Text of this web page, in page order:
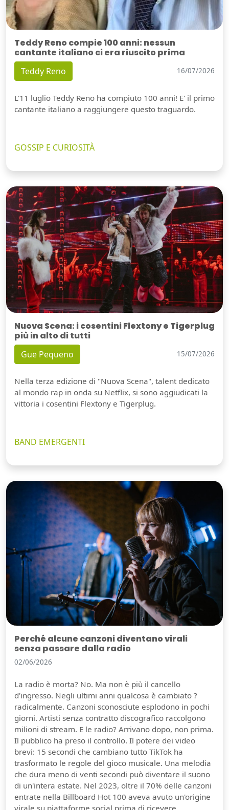
Teddy Reno compie 100 anni: nessun
cantante italiano ci era riuscito prima
Teddy Reno 16/07/2026
L'11 luglio Teddy Reno ha compiuto 100 anni! E' il primo
cantante italiano a raggiungere questo traguardo.
GOSSIP E CURIOSITÀ
Nuova Scena: i cosentini Flextony e Tigerplug
più in alto di tutti
Gue Pequeno 15/07/2026
Nella terza edizione di "Nuova Scena", talent dedicato
al mondo rap in onda su Netflix, si sono aggiudicati la
vittoria i cosentini Flextony e Tigerplug.
BAND EMERGENTI
Perché alcune canzoni diventano virali
senza passare dalla radio
02/06/2026
La radio è morta? No. Ma non è più il cancello
d'ingresso. Negli ultimi anni qualcosa è cambiato ?
radicalmente. Canzoni sconosciute esplodono in pochi
giorni. Artisti senza contratto discografico raccolgono
milioni di stream. E le radio? Arrivano dopo, non prima.
Il pubblico ha preso il controllo. Il potere dei video
brevi: 15 secondi che cambiano tutto TikTok ha
trasformato le regole del gioco musicale. Una melodia
che dura meno di venti secondi può diventare il suono
di un'intera estate. Nel 2023, oltre il 70% delle canzoni
entrate nella Billboard Hot 100 aveva avuto un'origine
virale su piattaforme social prima di ricevere